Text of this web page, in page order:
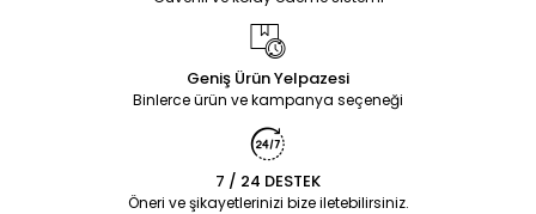
Geniş Ürün Yelpazesi
Binlerce ürün ve kampanya seçeneği
7 / 24 DESTEK
Öneri ve şikayetlerinizi bize iletebilirsiniz.